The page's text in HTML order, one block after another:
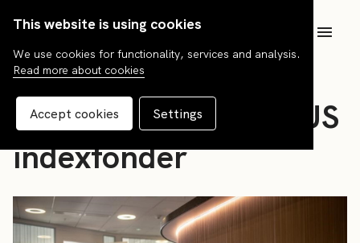
News
Till andelsägare i PLUS
indexfonder
This website is using cookies
We use cookies for functionality, services and analysis.
Read more about cookies
Accept cookies Settings